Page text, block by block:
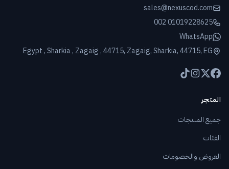
sales@nexuscod.com
002 01019228625
WhatsApp
Egypt , Sharkia , Zagaig , 44715, Zagaig, Sharkia, 44715, EG
المتجر
جميع المنتجات
الفئات
العروض والخصومات